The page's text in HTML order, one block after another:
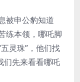
被申公豹知道
练本领，哪吒脚
灵珠”，他们找
们先来看看哪吒